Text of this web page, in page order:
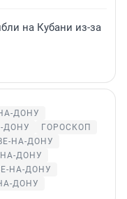
на Кубани из-за
ДОНУ
ДОНУ
ГОРОСКОП
НА-ДОНУ
ДОНУ
НА-ДОНУ
ДОНУ